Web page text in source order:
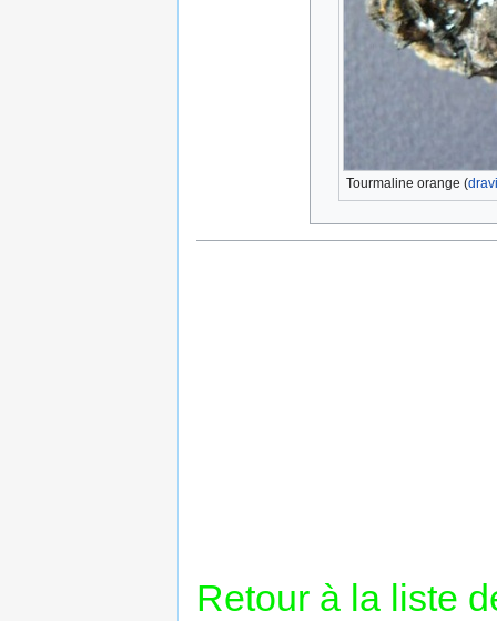
Tourmaline orange (
Retour à la liste